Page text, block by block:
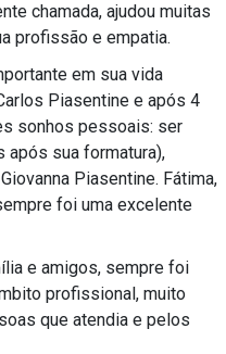
chamada, ajudou muitas
profissão e empatia.
em sua vida
Piasentine e após 4
sonhos pessoais: ser
sua formatura),
Piasentine. Fátima,
foi uma excelente
e amigos, sempre foi
profissional, muito
que atendia e pelos